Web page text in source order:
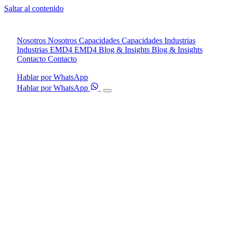
Saltar al contenido
Nosotros Nosotros Capacidades Capacidades Industrias
Industrias EMD4 EMD4 Blog & Insights Blog & Insights
Contacto Contacto
Hablar por WhatsApp
Hablar por WhatsApp